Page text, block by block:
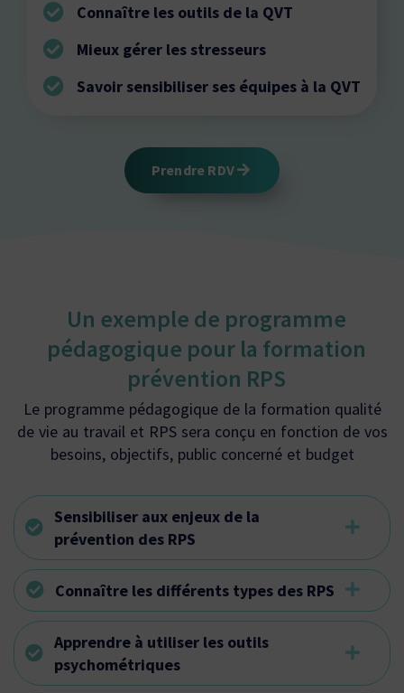
Connaître les outils de la QVT
Mieux gérer les stresseurs
Savoir sensibiliser ses équipes à la QVT
Prendre RDV
Un exemple de programme
pédagogique pour la formation
prévention RPS
Le programme pédagogique de la formation qualité
de vie au travail et RPS sera conçu en fonction de vos
besoins, objectifs, public concerné et budget
Sensibiliser aux enjeux de la
prévention des RPS
Connaître les différents types des RPS
Apprendre à utiliser les outils
psychométriques